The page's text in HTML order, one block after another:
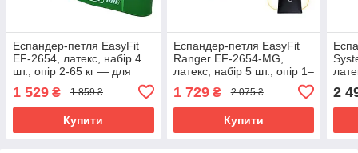
Еспандер-петля EasyFit
EF-2654, латекс, набір 4
шт., опір 2-65 кг — для
1 529 ₴ 1 859 ₴
Купити
Еспандер-петля EasyFit
Ranger EF-2654-MG,
латекс, набір 5 шт., опір 1–
кросфіту і підтягувань
1 729₴ 2 075 ₴
Купити
2